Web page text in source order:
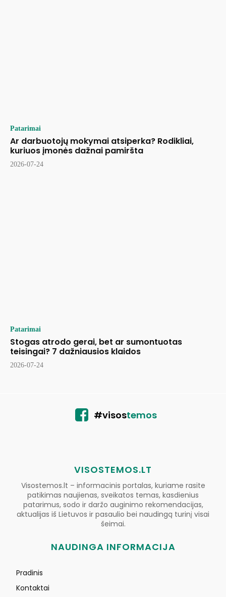
Patarimai
Ar darbuotojų mokymai atsiperka? Rodikliai,
kuriuos įmonės dažnai pamiršta
2026-07-24
Patarimai
Stogas atrodo gerai, bet ar sumontuotas
teisingai? 7 dažniausios klaidos
2026-07-24
#visostemos
VISOSTEMOS.LT
Visostemos.lt – informacinis portalas, kuriame rasite
patikimas naujienas, sveikatos temas, kasdienius
patarimus, sodo ir daržo auginimo rekomendacijas,
aktualijas iš Lietuvos ir pasaulio bei naudingą turinį visai
šeimai.
NAUDINGA INFORMACIJA
Pradinis
Kontaktai